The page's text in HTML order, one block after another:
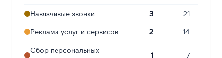
Навязчивые звонки 3 21
Реклама услуг и сервисов 2 14
Сбор персональных
1 7